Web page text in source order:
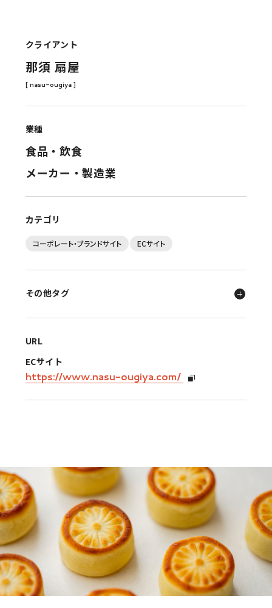
クライアント
那須 扇屋
[ nasu-ougiya ]
業種
食品・飲食
メーカー・製造業
カテゴリ
コーポレート・ブランドサイト ECサイト
その他タグ
URL
ECサイト
https://www.nasu-ougiya.com/